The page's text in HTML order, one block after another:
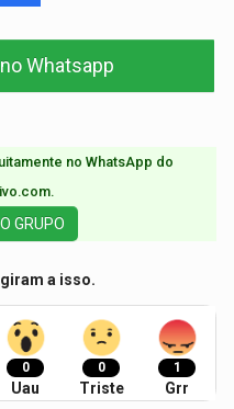
Whatsapp
no WhatsApp do
GRUPO
a isso.
0
Uau
0
Triste
1
Grr